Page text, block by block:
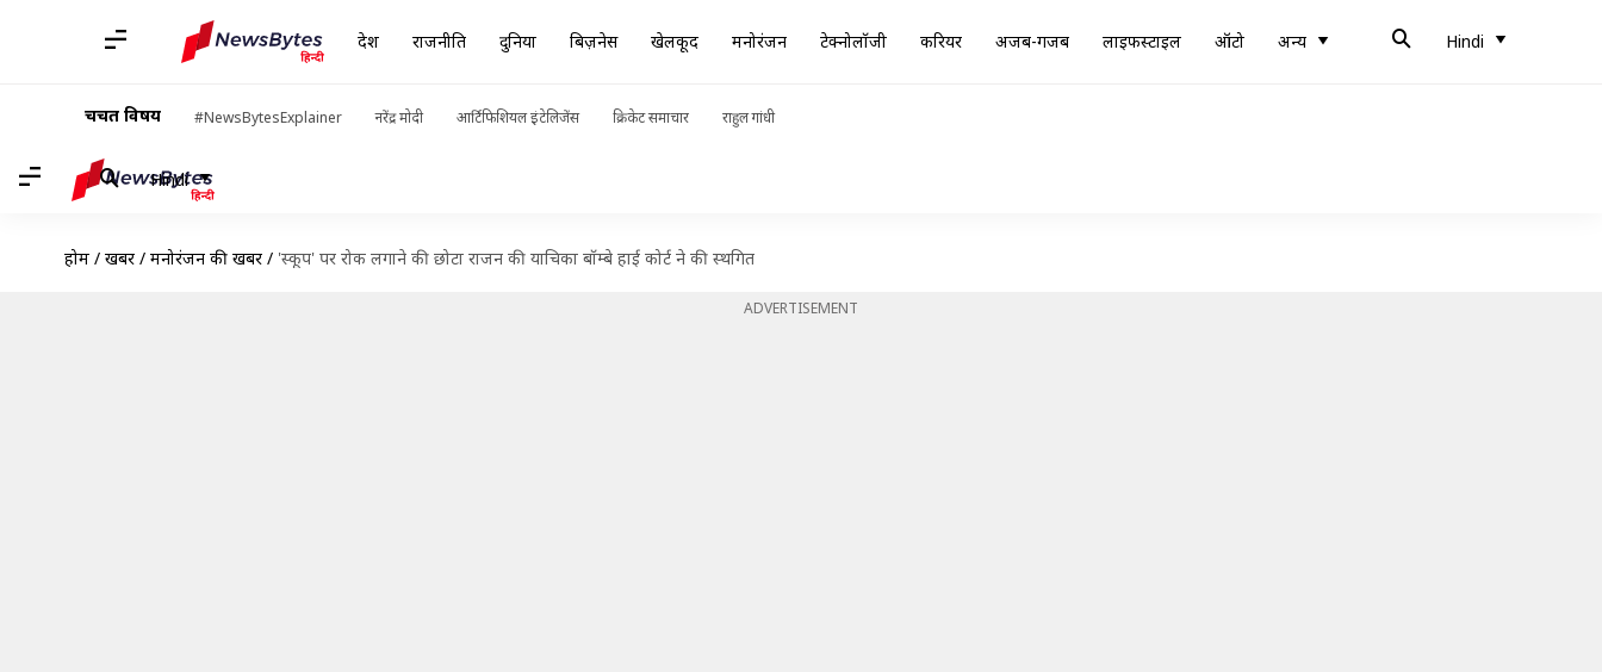
देश राजनीति दुनिया बिज़नेस खेलकूद मनोरंजन टेक्नोलॉजी करियर अजब-गजब लाइफस्टाइल ऑटो अन्य Hindi
चर्चित विषय #NewsBytesExplainer नरेंद्र मोदी आर्टिफिशियल इंटेलिजेंस क्रिकेट समाचार राहुल गांधी
Hindi
होम / खबरें / मनोरंजन की खबरें / 'स्कूप' पर रोक लगाने की छोटा राजन की याचिका बॉम्बे हाई कोर्ट ने की स्थगित
ADVERTISEMENT